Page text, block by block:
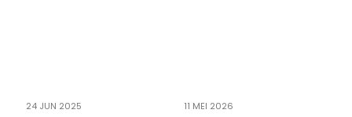
24 JUN 2025 11 MEI 2026